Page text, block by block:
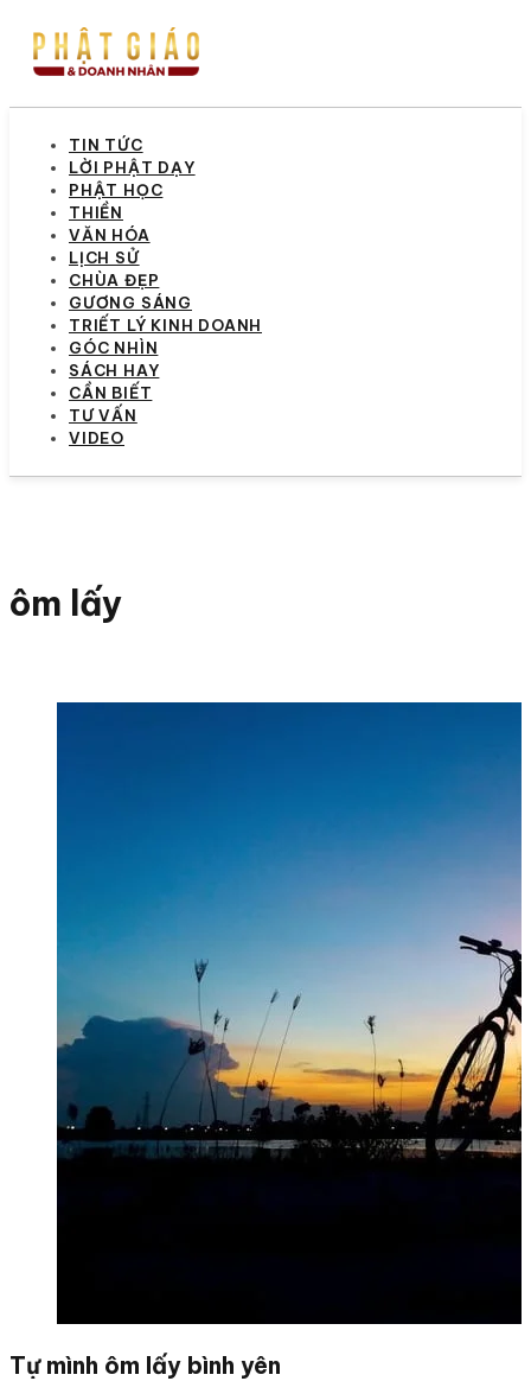
TIN TỨC
LỜI PHẬT DẠY
PHẬT HỌC
THIỀN
VĂN HÓA
LỊCH SỬ
CHÙA ĐẸP
GƯƠNG SÁNG
TRIẾT LÝ KINH DOANH
GÓC NHÌN
SÁCH HAY
CẦN BIẾT
TƯ VẤN
VIDEO
ôm lấy
Tự mình ôm lấy bình yên